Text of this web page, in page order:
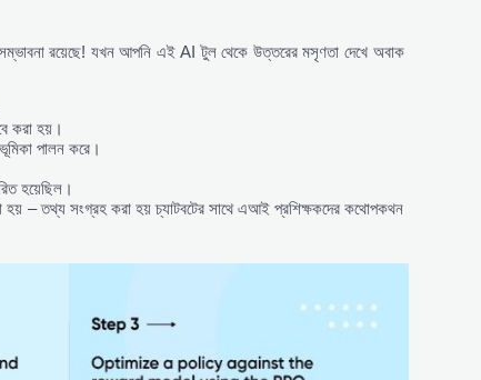
রয়েছে! যখন আপনি এই AI টুল থেকে উত্তরের মসৃণতা দেখে অবাক
করা হয়।
পালন করে।
হয়েছিল।
হয় – তথ্য সংগ্রহ করা হয় চ্যাটবটের সাথে এআই প্রশিক্ষকদের কথোপকথন